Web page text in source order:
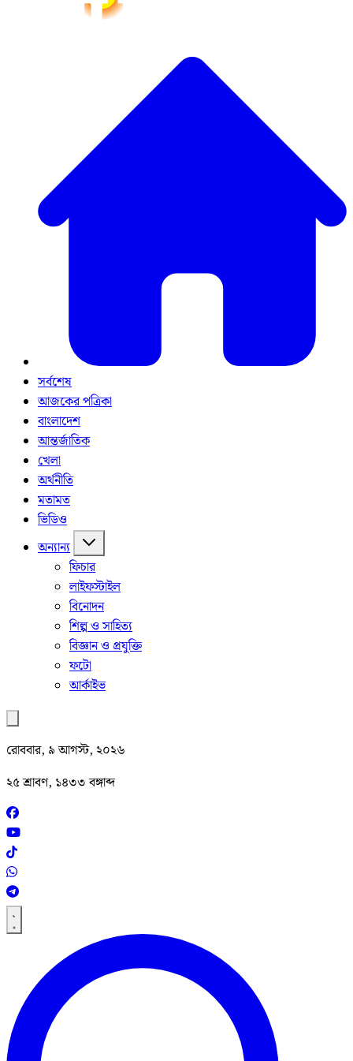
সর্বশেষ
আজকের পত্রিকা
বাংলাদেশ
আন্তর্জাতিক
খেলা
অর্থনীতি
মতামত
ভিডিও
অন্যান্য
ফিচার
লাইফস্টাইল
বিনোদন
শিল্প ও সাহিত্য
বিজ্ঞান ও প্রযুক্তি
ফটো
আর্কাইভ
রোববার, ৯ আগস্ট, ২০২৬
২৫ শ্রাবণ, ১৪৩৩ বঙ্গাব্দ